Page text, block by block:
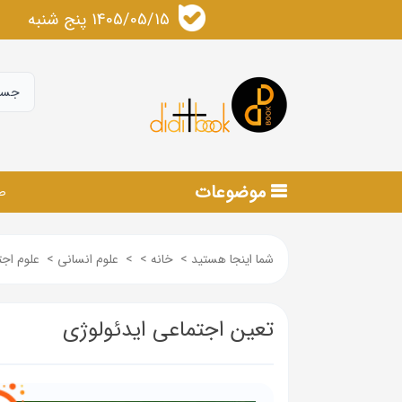
1405/05/15 پنج شنبه
موضوعات
شما اینجا هستید > خانه >
> علوم انسانی > علوم
تعین اجتماعی ایدئولوژی